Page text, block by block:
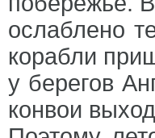
ослаблено
корабли
у берегов
конвои